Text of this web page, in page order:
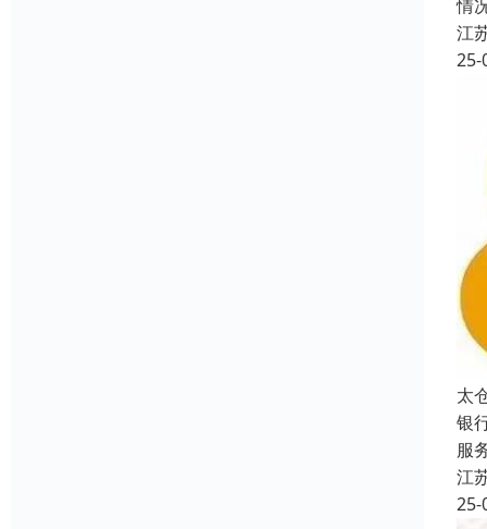
情
江
25-
太
银
服
江
25-